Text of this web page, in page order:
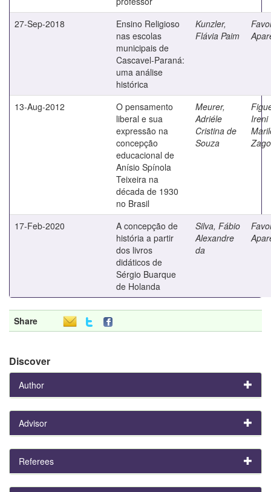
27-Sep-2018
Ensino Religioso
nas escolas
municipais de
Cascavel-Paraná:
uma análise
histórica
Kunzler,
Flávia Paim
13-Aug-2012
O pensamento
liberal e sua
expressão na
concepção
educacional de
Anísio Spínola
Teixeira na
década de 1930
no Brasil
Meurer,
Adriéle
Cristina de
Souza
Ireni
Zago
17-Feb-2020
A concepção de
história a partir
dos livros
didáticos de
Sérgio Buarque
de Holanda
Silva, Fábio
Alexandre
da
Share
Discover
Author
Advisor
Referees